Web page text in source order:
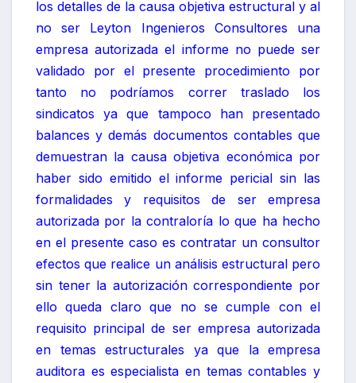
los detalles de la causa objetiva estructural y al
no ser Leyton Ingenieros Consultores una
empresa autorizada el informe no puede ser
validado por el presente procedimiento por
tanto no podríamos correr traslado los
sindicatos ya que tampoco han presentado
balances y demás documentos contables que
demuestran la causa objetiva económica por
haber sido emitido el informe pericial sin las
formalidades y requisitos de ser empresa
autorizada por la contraloría lo que ha hecho
en el presente caso es contratar un consultor
efectos que realice un análisis estructural pero
sin tener la autorización correspondiente por
ello queda claro que no se cumple con el
requisito principal de ser empresa autorizada
en temas estructurales ya que la empresa
auditora es especialista en temas contables y